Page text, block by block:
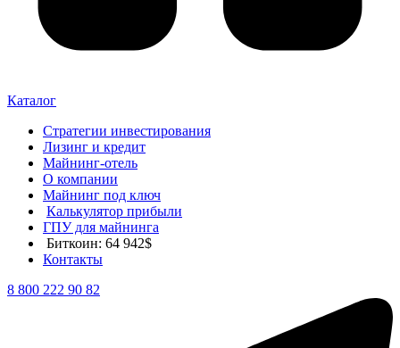
Каталог
Стратегии инвестирования
Лизинг и кредит
Майнинг-отель
О компании
Майнинг под ключ
Калькулятор прибыли
ГПУ для майнинга
Биткоин: 64 942$
Контакты
8 800 222 90 82